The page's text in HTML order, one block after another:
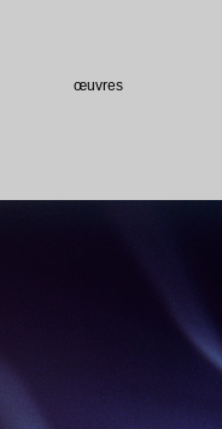
œuvres